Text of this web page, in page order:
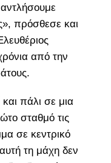
πρόσθεσε και
από την
πάλι σε μια
σταθμό τις
σε κεντρικό
τη μάχη δεν